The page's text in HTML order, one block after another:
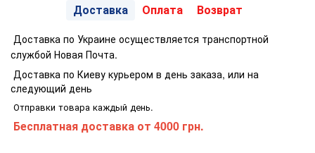
Доставка Оплата Возврат
Доставка по Украине осуществляется транспортной
службой Новая Почта.
Доставка по Киеву курьером в день заказа, или на
следующий день
Отправки товара каждый день.
Бесплатная доставка от 4000 грн.